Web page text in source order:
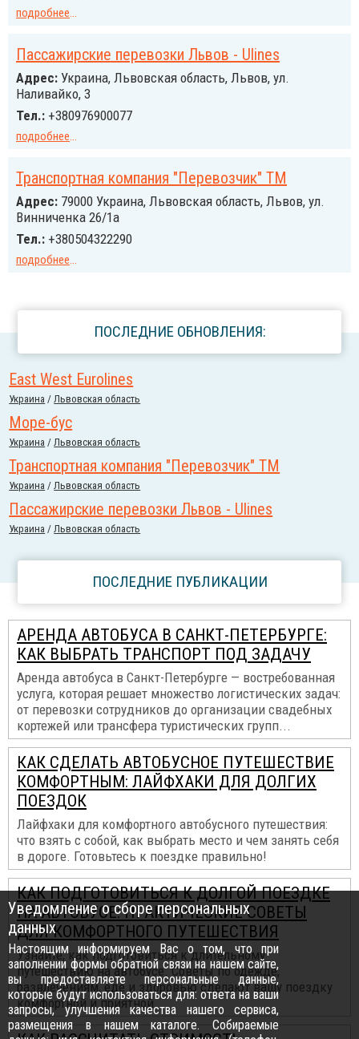
подробнее...
Пассажирские перевозки Львов - Ulines
Адрес: Украина, Львовская область, Львов, ул.
Наливайко, 3
Тел.: +380976900077
подробнее...
Транспортная компания "Перевозчик" ТМ
Адрес: 79000 Украина, Львовская область, Львов, ул.
Винниченка 26/1а
Тел.: +380504322290
подробнее...
ПОСЛЕДНИЕ ОБНОВЛЕНИЯ:
East West Eurolines
Украина /Львовская область
Море-бус
Украина /Львовская область
Транспортная компания "Перевозчик" ТМ
Украина /Львовская область
Пассажирские перевозки Львов - Ulines
Украина /Львовская область
ПОСЛЕДНИЕ ПУБЛИКАЦИИ
АРЕНДА АВТОБУСА В САНКТ-ПЕТЕРБУРГЕ:
КАК ВЫБРАТЬ ТРАНСПОРТ ПОД ЗАДАЧУ
Аренда автобуса в Санкт-Петербурге — востребованная
услуга, которая решает множество логистических задач:
от перевозки сотрудников до организации свадебных
кортежей или трансфера туристических групп...
КАК СДЕЛАТЬ АВТОБУСНОЕ ПУТЕШЕСТВИЕ
КОМФОРТНЫМ: ЛАЙФХАКИ ДЛЯ ДОЛГИХ
ПОЕЗДОК
Лайфхаки для комфортного автобусного путешествия:
что взять с собой, как выбрать место и чем занять себя
в дороге. Готовьтесь к поездке правильно!
КАК ПОДГОТОВИТЬСЯ К ДОЛГОЙ ПОЕЗДКЕ
НА АВТОБУСЕ: ПРАКТИЧЕСКИЕ СОВЕТЫ
ДЛЯ КОМФОРТНОГО ПУТЕШЕСТВИЯ
Узнайте, как подготовиться к длительному
путешествию на автобусе. Советы по одежде,
развлечениям, еде и здоровью сделают вашу поездку
комфортной и приятной...
Уведомление о сборе персональных
данных
Настоящим информируем Вас о том, что при
заполнении формы обратной связи на нашем сайте,
вы предоставляете персональные данные,
которые будут использоваться для: ответа на ваши
запросы, улучшения качества нашего сервиса,
размещения в нашем каталоге. Собираемые